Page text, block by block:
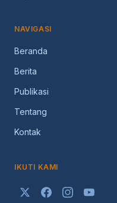
NAVIGASI
Beranda
Berita
Publikasi
Tentang
Kontak
IKUTI KAMI